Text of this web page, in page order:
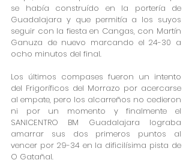
se había construído en la portería de
Guadalajara y que permitía a los suyos
seguir con la fiesta en Cangas, con Martín
Ganuza de nuevo marcando el 24-30 a
ocho minutos del final.
Los últimos compases fueron un intento
del Frigoríficos del Morrazo por acercarse
al empate, pero los alcarreños no cedieron
ni por un momento y finalmente el
SANICENTRO BM Guadalajara lograba
amarrar sus dos primeros puntos al
vencer por 29-34 en la dificilísima pista de
O Gatañal.